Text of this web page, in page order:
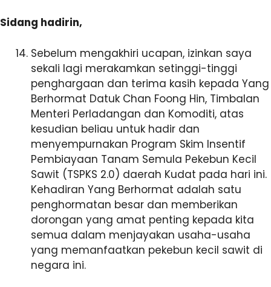
Sidang hadirin,
Sebelum mengakhiri ucapan, izinkan saya
sekali lagi merakamkan setinggi-tinggi
penghargaan dan terima kasih kepada Yang
Berhormat Datuk Chan Foong Hin, Timbalan
Menteri Perladangan dan Komoditi, atas
kesudian beliau untuk hadir dan
menyempurnakan Program Skim Insentif
Pembiayaan Tanam Semula Pekebun Kecil
Sawit (TSPKS 2.0) daerah Kudat pada hari ini.
Kehadiran Yang Berhormat adalah satu
penghormatan besar dan memberikan
dorongan yang amat penting kepada kita
semua dalam menjayakan usaha-usaha
yang memanfaatkan pekebun kecil sawit di
negara ini.